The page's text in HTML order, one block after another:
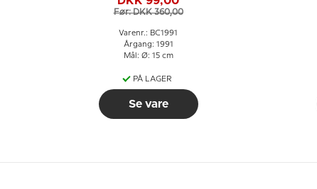
& Grøndahl
Før: DKK 360,00
Varenr.: BC1991
Årgang: 1991
Mål: Ø: 15 cm
PÅ LAGER
Se vare